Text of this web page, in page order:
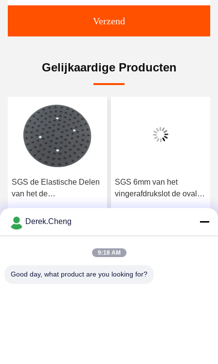
Verzend
Gelijkaardige Producten
SGS de Elastische Delen
van het de
Douchepijp
Krijg Beste Prijs
SGS 6mm van het
vingerafdrukslot de ovale
Derek.Cheng
9:18 AM
Good day, what product are you looking for?